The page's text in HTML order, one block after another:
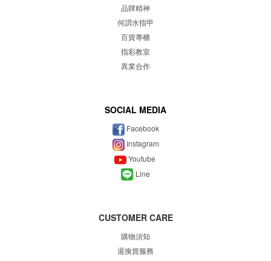
品牌精神
何謂水指甲
百貨專櫃
指彩教室
異業合作
SOCIAL MEDIA
Facebook
Instagram
Youtube
Line
CUSTOMER CARE
購物須知
退換貨服務